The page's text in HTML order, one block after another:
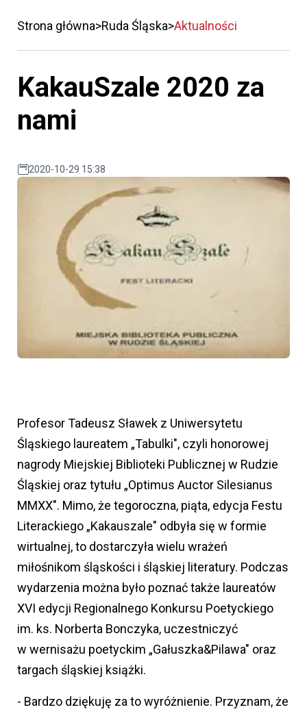
Strona główna Ruda Śląska Aktualności
KakauSzale 2020 za
nami
2020-10-29 15:38
Profesor Tadeusz Sławek z Uniwersytetu
Śląskiego laureatem „Tabulki", czyli honorowej
nagrody Miejskiej Biblioteki Publicznej w Rudzie
Śląskiej oraz tytułu „Optimus Auctor Silesianus
MMXX". Mimo, że tegoroczna, piąta, edycja Festu
Literackiego „Kakauszale" odbyła się w formie
wirtualnej, to dostarczyła wielu wrażeń
miłośnikom śląskości i śląskiej literatury. Podczas
wydarzenia można było poznać także laureatów
XVI edycji Regionalnego Konkursu Poetyckiego
im. ks. Norberta Bonczyka, uczestniczyć
w wernisażu poetyckim „Gałuszka&Pilawa" oraz
targach śląskiej książki.
- Bardzo dziękuję za to wyróżnienie. Przyznam, że